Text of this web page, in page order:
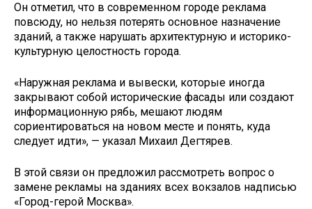
Он отметил, что в современном городе реклама
повсюду, но нельзя потерять основное назначение
зданий, а также нарушать архитектурную и историко-
культурную целостность города.
«Наружная реклама и вывески, которые иногда
закрывают собой исторические фасады или создают
информационную рябь, мешают людям
сориентироваться на новом месте и понять, куда
следует идти», — указал Михаил Дегтярев.
В этой связи он предложил рассмотреть вопрос о
замене рекламы на зданиях всех вокзалов надписью
«Город-герой Москва».